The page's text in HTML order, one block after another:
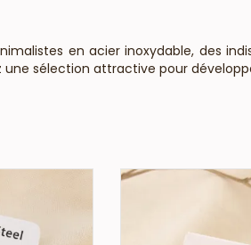
en acier inoxydable, des
sélection attractive pour